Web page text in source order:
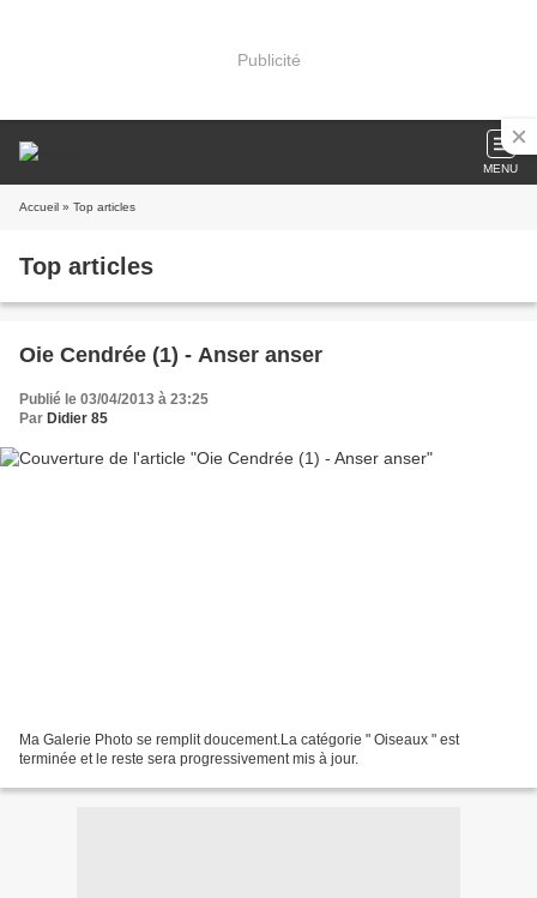
Publicité
MENU
Accueil » Top articles
Top articles
Oie Cendrée (1) - Anser anser
Publié le 03/04/2013 à 23:25
Par Didier 85
Ma Galerie Photo se remplit doucement.La catégorie " Oiseaux " est
terminée et le reste sera progressivement mis à jour.